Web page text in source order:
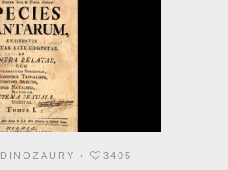
DINOZAURY • 3405